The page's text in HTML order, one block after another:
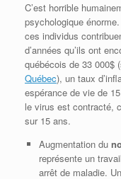
C’est horrible
psychologique
ces individus
d’années qu’ils ont
québécois de 33 000$
Québec), un taux
espérance de vie de
le virus est contracté,
sur 15 ans.
Augmentation du
représente un
arrêt de maladie.